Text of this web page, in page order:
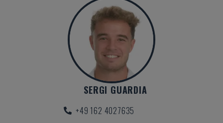
SERGI GUARDIA
+49 162 4027635